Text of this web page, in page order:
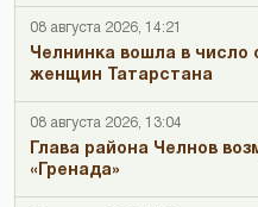
08 августа 2026, 14:21
Челнинка вошла в число
женщин Татарстана
08 августа 2026, 13:04
Глава района Челнов
«Гренада»